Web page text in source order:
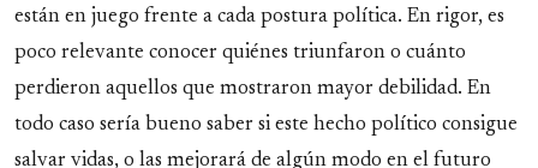
están en juego frente a cada postura política. En rigor, es
poco relevante conocer quiénes triunfaron o cuánto
perdieron aquellos que mostraron mayor debilidad. En
todo caso sería bueno saber si este hecho político consigue
salvar vidas, o las mejorará de algún modo en el futuro